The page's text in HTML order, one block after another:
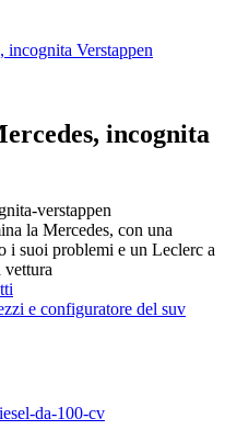
incognita Verstappen
incognita
la Mercedes, con una
i suoi problemi e un Leclerc a
e configuratore del suv